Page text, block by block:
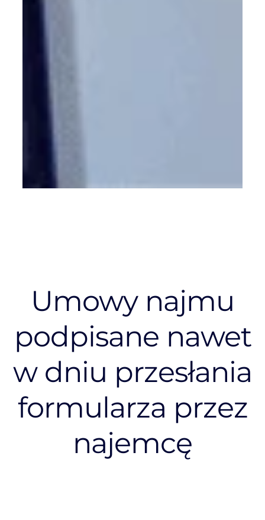
Umowy najmu
podpisane nawet
w dniu przesłania
formularza przez
najemcę